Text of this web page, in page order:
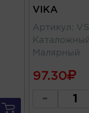
VIKA
Артикул :
Малярный
97.30
-